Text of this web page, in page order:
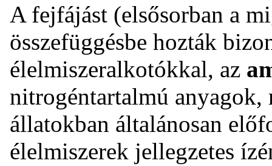
A fejfájást (elsősorban a
összefüggésbe hozták
élelmiszeralkotókkal, az
nitrogéntartalmú anyagok,
állatokban általánosan
élelmiszerek jellegzetes